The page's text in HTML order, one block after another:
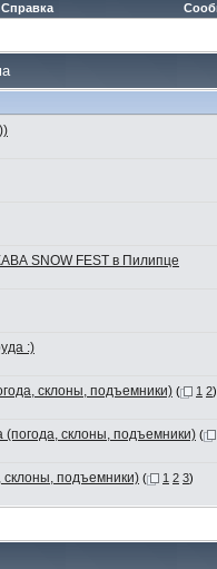
Справка
SNOW FEST в Пилипце
:)
склоны, подъемники) ( 1 2)
склоны, подъемники) (
склоны, подъемники) ( 1 2 3)